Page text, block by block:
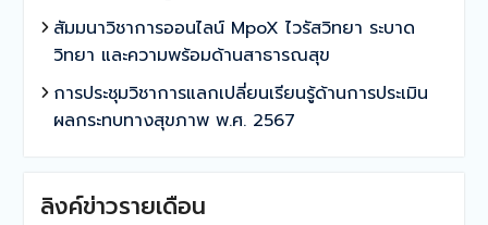
สัมมนาวิชาการออนไลน์ MpoX ไวรัสวิทยา ระบาด
วิทยา และความพร้อมด้านสาธารณสุข
การประชุมวิชาการแลกเปลี่ยนเรียนรู้ด้านการประเมิน
ผลกระทบทางสุขภาพ พ.ศ. 2567
ลิงค์ข่าวรายเดือน